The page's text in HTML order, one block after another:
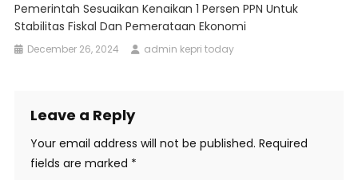
Pemerintah Sesuaikan Kenaikan 1 Persen PPN Untuk
Stabilitas Fiskal Dan Pemerataan Ekonomi
December 26, 2024 admin kepri today
Leave a Reply
Your email address will not be published. Required
fields are marked *